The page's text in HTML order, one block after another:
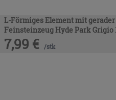
L-Förmiges Element mit
Feinsteinzeug Hyde Park Grigio
7,99 € /stk